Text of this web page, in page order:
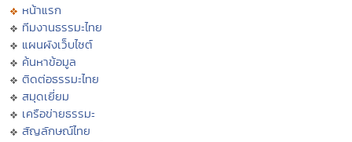
หน้าแรก
ทีมงานธรรมะไทย
แผนผังเว็บไซต์
ค้นหาข้อมูล
ติดต่อธรรมะไทย
สมุดเยี่ยม
เครือข่ายธรรมะ
สัญลักษณ์ไทย